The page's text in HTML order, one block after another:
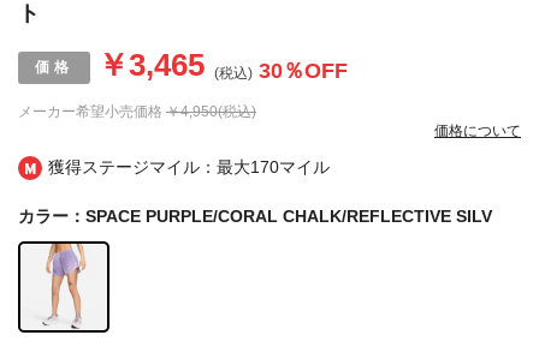
獲得ステージマイル：最大170マイル
ト
メーカー希望小売価格 ￥4,950(税込)
￥3,465 (税込) 30％OFF
価格について
カラー：SPACE PURPLE/CORAL CHALK/REFLECTIVE SILV